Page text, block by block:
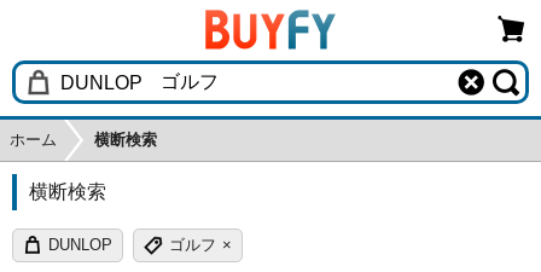
ホーム 横断検索
横断検索
DUNLOP ゴルフ ×